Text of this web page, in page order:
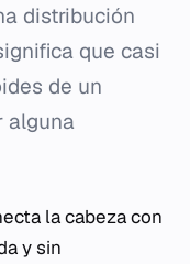
distribución
que casi
de un
alguna
la cabeza con
y sin